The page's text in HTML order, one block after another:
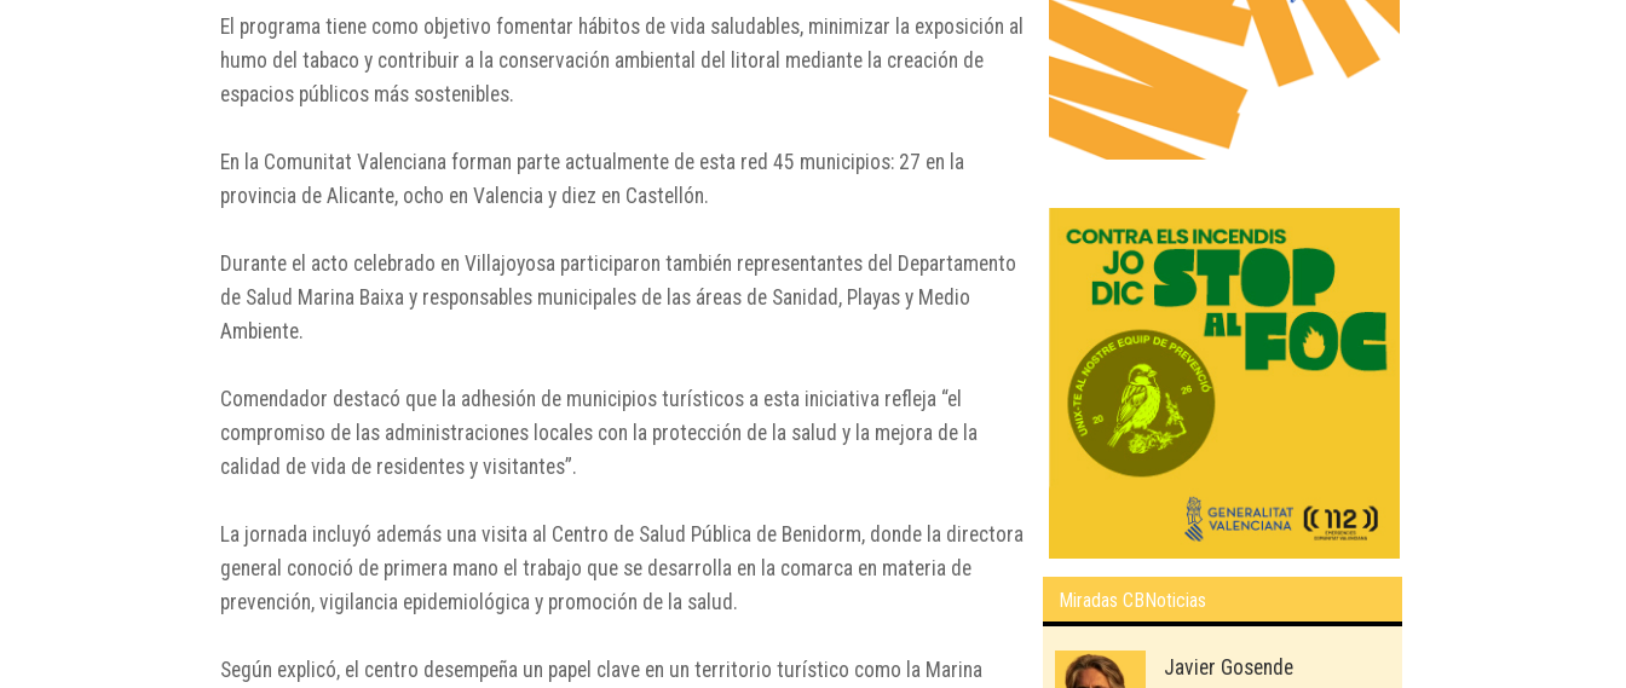
El programa tiene como objetivo fomentar hábitos de vida saludables, minimizar la exposición al
humo del tabaco y contribuir a la conservación ambiental del litoral mediante la creación de
espacios públicos más sostenibles.
En la Comunitat Valenciana forman parte actualmente de esta red 45 municipios: 27 en la
provincia de Alicante, ocho en Valencia y diez en Castellón.
Durante el acto celebrado en Villajoyosa participaron también representantes del Departamento
de Salud Marina Baixa y responsables municipales de las áreas de Sanidad, Playas y Medio
Ambiente.
Comendador destacó que la adhesión de municipios turísticos a esta iniciativa refleja “el
compromiso de las administraciones locales con la protección de la salud y la mejora de la
calidad de vida de residentes y visitantes”.
La jornada incluyó además una visita al Centro de Salud Pública de Benidorm, donde la directora
general conoció de primera mano el trabajo que se desarrolla en la comarca en materia de
prevención, vigilancia epidemiológica y promoción de la salud.
Según explicó, el centro desempeña un papel clave en un territorio turístico como la Marina
Miradas CBNoticias
Javier Gosende